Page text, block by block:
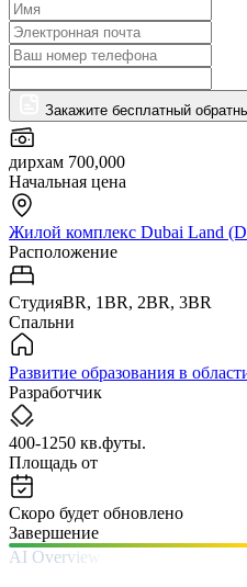
Закажите бесплатный
дирхам 700,000
Начальная цена
Жилой комплекс Dubai Land
Расположение
СтудияBR, 1BR, 2BR, 3BR
Спальни
Развитие образования в
Разработчик
400-1250 кв.футы.
Площадь от
Скоро будет обновлено
Завершение
AI Overview